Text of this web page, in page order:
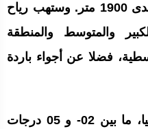
والمتوسط فوق القمم التي تتعدى 1900 متر. وستهب رياح
والمتوسط والمنطقة
فضلا عن أجواء باردة
وستتراوح درجات الحرارة الدنيا، ما بين 02- و 05 درجات